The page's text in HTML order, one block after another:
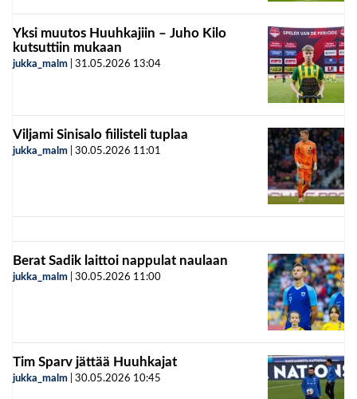
Yksi muutos Huuhkajiin – Juho Kilo
kutsuttiin mukaan
jukka_malm 31.05.2026 13:04
Viljami Sinisalo fiilisteli tuplaa
jukka_malm 30.05.2026 11:01
Berat Sadik laittoi nappulat naulaan
jukka_malm 30.05.2026 11:00
Tim Sparv jättää Huuhkajat
jukka_malm 30.05.2026 10:45